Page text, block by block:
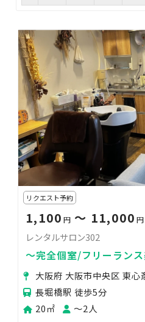
リクエスト予約
1,100 円〜 11,000 円
レンタルサロン302
〜完全個室/フリーラン
大阪府 大阪市中央区 東心
長堀橋駅 徒歩5分
20㎡
〜2人